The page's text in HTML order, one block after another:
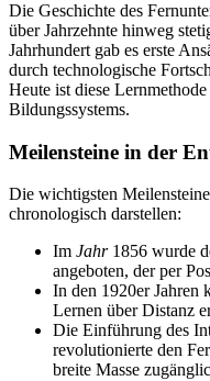
Die Geschichte des
über Jahrzehnte hinweg
Jahrhundert gab es erste
durch technologische
Heute ist diese
Bildungssystems.
Meilensteine in der
Die wichtigsten
chronologisch darstellen:
Im Jahr1856 wurde
angeboten, der per
In den 1920er Jahren
Lernen über Distanz
Die Einführung des
revolutionierte den
breite Masse